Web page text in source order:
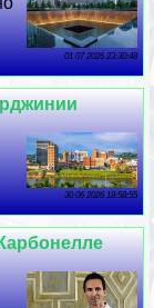
01 07 2026 23:30:48
30 06 2026 18:58:55